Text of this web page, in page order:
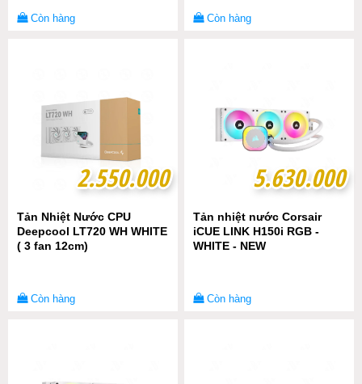
Còn hàng Còn hàng
2.550.000
2.550.000
Tản Nhiệt Nước CPU
Deepcool LT720 WH WHITE
( 3 fan 12cm)
Còn hàng
5.630.000
5.630.000
Tản nhiệt nước Corsair
iCUE LINK H150i RGB -
WHITE - NEW
Còn hàng